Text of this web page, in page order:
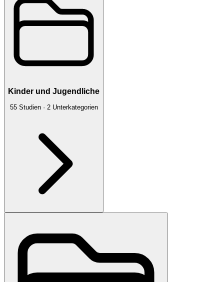
Kinder und Jugendliche
55 Studien· 2 Unterkategorien